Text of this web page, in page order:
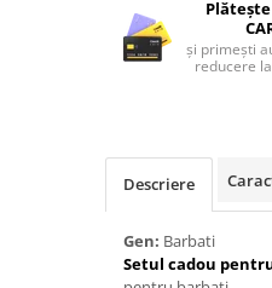
Pijamale de barbati
Halate si capoate
WINTER Collection
și primești
reducere
Descriere
Gen: Barbati
Setul cadou